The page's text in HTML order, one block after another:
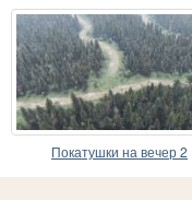
Покатушки на вечер 2